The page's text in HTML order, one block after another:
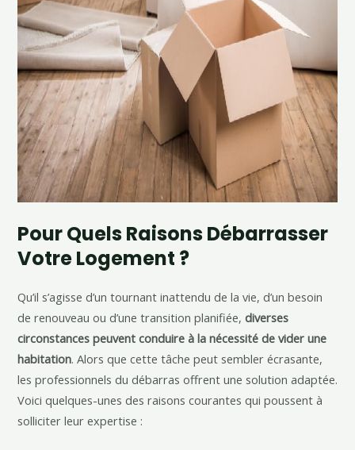
PourQuels Raisons Débarrasser
Votre Logement ?
Qu’il s’agisse d’un tournant inattendu de la vie, d’un besoin
de renouveau ou d’une transition planifiée, diverses
circonstances peuvent conduire à la nécessité de vider une
habitation. Alors que cette tâche peut sembler écrasante,
les professionnels du débarras offrent une solution adaptée.
Voici quelques-unes des raisons courantes qui poussent à
solliciter leur expertise :